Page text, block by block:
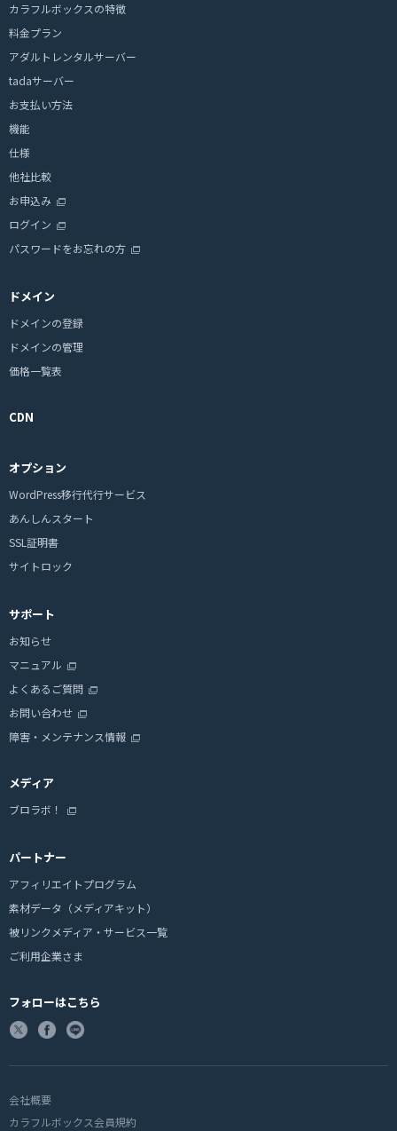
カラフルボックスの特徴
料金プラン
アダルトレンタルサーバー
tadaサーバー
お支払い方法
機能
仕様
他社比較
お申込み
ログイン
パスワードをお忘れの方
ドメイン
ドメインの登録
ドメインの管理
価格一覧表
CDN
オプション
WordPress移行代行サービス
あんしんスタート
SSL証明書
サイトロック
サポート
お知らせ
マニュアル
よくあるご質問
お問い合わせ
障害・メンテナンス情報
メディア
ブロラボ！
パートナー
アフィリエイトプログラム
素材データ（メディアキット）
被リンクメディア・サービス一覧
ご利用企業さま
フォローはこちら
会社概要
カラフルボックス会員規約